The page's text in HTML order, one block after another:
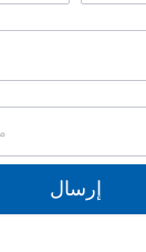
إرسال